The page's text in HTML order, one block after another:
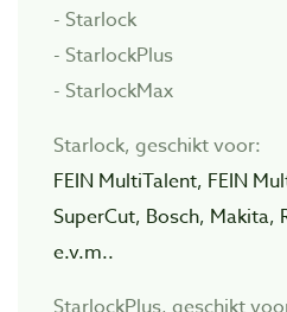
- Starlock
- StarlockPlus
- StarlockMax
Starlock, geschikt voor:
FEIN MultiTalent, FEIN
SuperCut, Bosch, Makita,
e.v.m..